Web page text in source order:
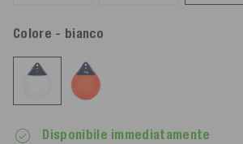
Colore - bianco
Disponibile immediatamente